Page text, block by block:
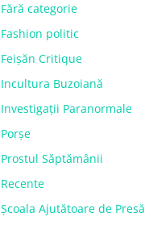
Fără categorie
Fashion politic
Feișăn Critique
Incultura Buzoiană
Investigații Paranormale
Porșe
Prostul Săptămânii
Recente
Școala Ajutătoare de Presă